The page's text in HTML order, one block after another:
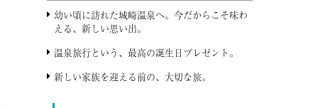
幼い頃に訪れた城崎温泉へ。今だからこそ味わ
える、新しい思い出。
温泉旅行という、最高の誕生日プレゼント。
新しい家族を迎える前の、大切な旅。